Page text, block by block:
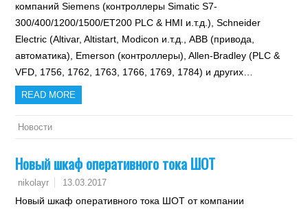
компаний Siemens (контроллеры Simatic S7-
300/400/1200/1500/ET200 PLC & HMI и.т.д.), Schneider
Electric (Altivar, Altistart, Modicon и.т.д., ABB (привода,
автоматика), Emerson (контроллеры), Allen-Bradley (PLC &
VFD, 1756, 1762, 1763, 1766, 1769, 1784) и других…
READ MORE
Новости
Новый шкаф оперативного тока ШОТ
nikolayr 13.03.2017
Новый шкаф оперативного тока ШОТ от компании